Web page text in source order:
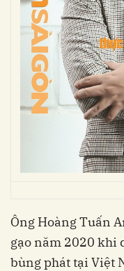
Ông Hoàng Tuấn
gạo năm 2020 khi
bùng phát tại Việt